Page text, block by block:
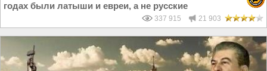
годах были латыши и евреи, а не русские
337 915 21 903